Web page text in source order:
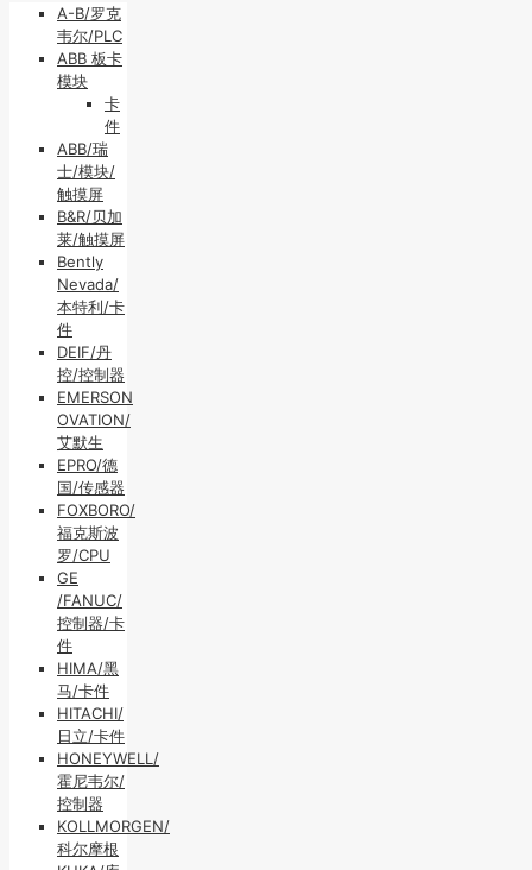
A-B/罗克
韦尔/PLC
ABB 板卡
模块
卡
件
ABB/瑞
士/模块/
触摸屏
B&R/贝加
莱/触摸屏
Bently
Nevada/
本特利/卡
件
DEIF/丹
控/控制器
EMERSON
OVATION/
艾默生
EPRO/德
国/传感器
FOXBORO/
福克斯波
罗/CPU
GE
/FANUC/
控制器/卡
件
HIMA/黑
马/卡件
HITACHI/
日立/卡件
HONEYWELL/
霍尼韦尔/
控制器
KOLLMORGEN/
科尔摩根